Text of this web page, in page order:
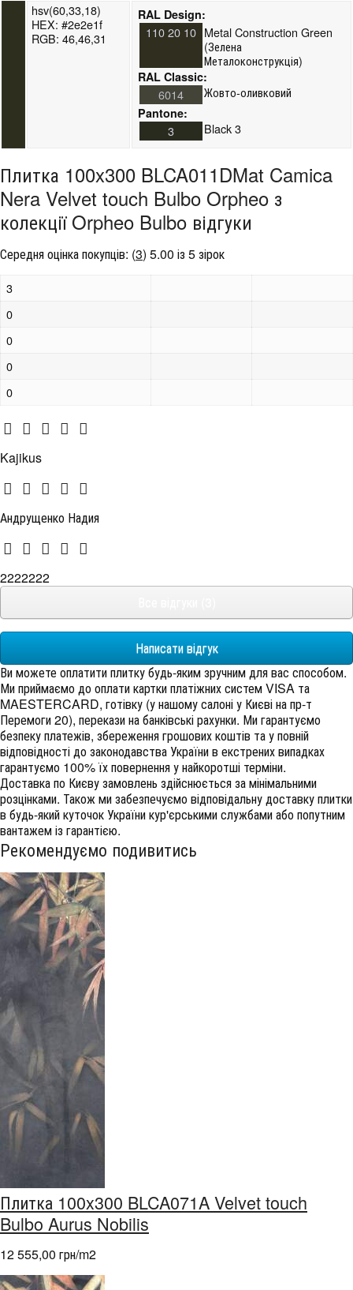
hsv(60,33,18)
HEX: #2e2e1f
RGB: 46,46,31
RAL Design:
110 20 10 Metal Construction Green
(Зелена
Металоконструкція)
RAL Classic:
6014 Жовто-оливковий
Pantone:
3 Black 3
Плитка 100x300 BLCA011DMat Camica
Nera Velvet touch Bulbo Orpheo з
колекції Orpheo Bulbo відгуки
Середня оцінка покупців: (3) 5.00 із 5 зірок
3
0
0
0
0
Kajikus
Андрущенко Надия
2222222
Написати відгук
Ви можете оплатити плитку будь-яким зручним для вас способом.
Ми приймаємо до оплати картки платіжних систем VISA та
MAESTERCARD, готівку (у нашому салоні у Києві на пр-т
Перемоги 20), перекази на банківські рахунки. Ми гарантуємо
безпеку платежів, збереження грошових коштів та у повній
відповідності до законодавства України в екстрених випадках
гарантуємо 100% їх повернення у найкоротші терміни.
Доставка по Києву замовлень здійснюється за мінімальними
розцінками. Також ми забезпечуємо відповідальну доставку плитки
в будь-який куточок України кур'єрськими службами або попутним
вантажем із гарантією.
Рекомендуємо подивитись
Плитка 100x300 BLCA071A Velvet touch
Bulbo Aurus Nobilis
12 555,00 грн/m2